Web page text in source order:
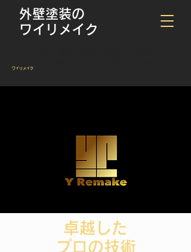
外壁塗装の
ワイリメイク
​ワイリメイク
卓越した
​プロの技術